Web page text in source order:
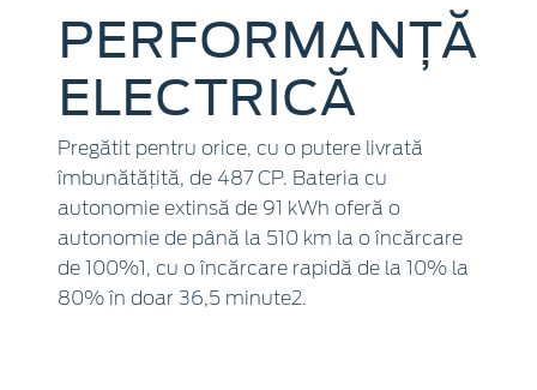
PERFORMANȚĂ
ELECTRICĂ
Pregătit pentru orice, cu o putere livrată
îmbunătățită, de 487 CP. Bateria cu
autonomie extinsă de 91 kWh oferă o
autonomie de până la 510 km la o încărcare
de 100%1, cu o încărcare rapidă de la 10% la
80% în doar 36,5 minute2.